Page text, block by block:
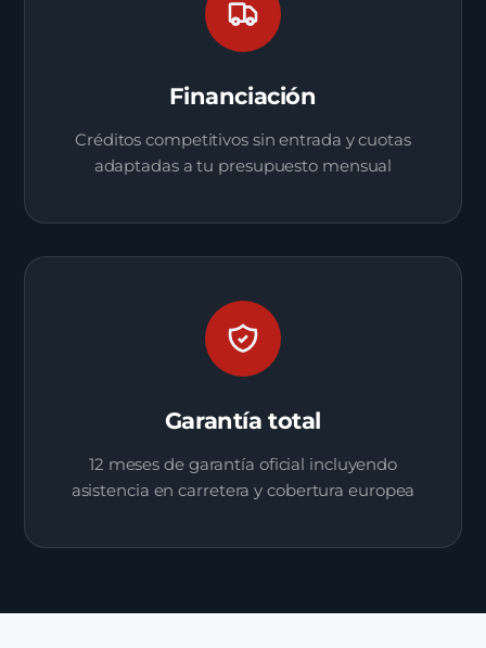
Financiación
Créditos competitivos sin entrada y cuotas
adaptadas a tu presupuesto mensual
Garantía total
12 meses de garantía oficial incluyendo
asistencia en carretera y cobertura europea